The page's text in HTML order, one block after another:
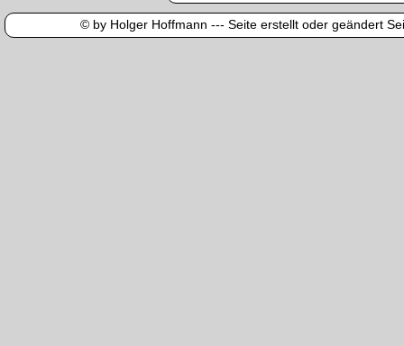
© by Holger Hoffmann --- Seite erstellt oder geändert